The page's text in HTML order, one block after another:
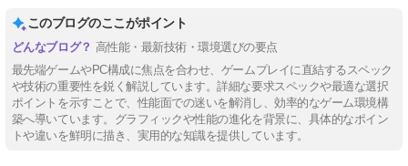
このブログのここがポイント
高性能・最新技術・環境選びの要点
最先端ゲームやPC構成に焦点を合わせ、ゲームプレイに直結するスペック
や技術の重要性を鋭く解説しています。詳細な要求スペックや最適な選択
ポイントを示すことで、性能面での迷いを解消し、効率的なゲーム環境構
築へ導いています。グラフィックや性能の進化を背景に、具体的なポイン
トや違いを鮮明に描き、実用的な知識を提供しています。